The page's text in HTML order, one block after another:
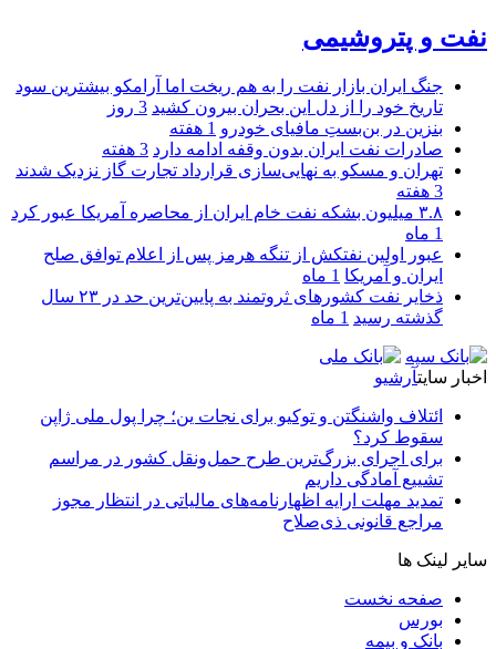
نفت و پتروشیمی
جنگ ایران بازار نفت را به هم ریخت اما آرامکو بیشترین سود
تاریخ خود را از دل این بحران بیرون کشید 3 روز
بنزین در بن‌بستِ مافیای خودرو 1 هفته
صادرات نفت ایران بدون وقفه ادامه دارد 3 هفته
تهران و مسکو به نهایی‌سازی قرارداد تجارت گاز نزدیک شدند
3 هفته
۳.۸ میلیون بشکه نفت خام ایران از محاصره آمریکا عبور کرد
1 ماه
عبور اولین نفتکش از تنگه هرمز پس از اعلام توافق صلح
ایران و آمریکا 1 ماه
ذخایر نفت کشورهای ثروتمند به پایین‌ترین حد در ۲۳ سال
گذشته رسید 1 ماه
اخبار سایتآرشیو
ائتلاف واشنگتن و توکیو برای نجات ین؛ چرا پول ملی ژاپن
سقوط کرد؟
برای اجرای بزرگ‌ترین طرح حمل‌ونقل کشور در مراسم
تشییع آمادگی داریم
تمدید مهلت ارایه اظهارنامه‌های مالیاتی در انتظار مجوز
مراجع قانونی ذی‌‏صلاح
سایر لینک ها
صفحه نخست
بورس
بانک و بیمه